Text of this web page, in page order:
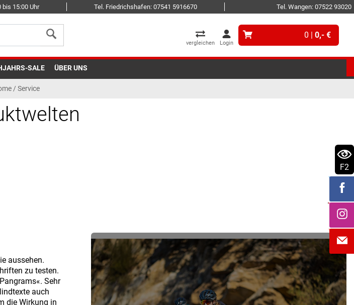
bis 15:00 Uhr Tel. Friedrichshafen: 07541 5916670 Tel. Wangen: 07522 93020
vergleichen Login
0 | 0,- €
SALE ÜBER UNS
/ Service
aussehen.
zu testen.
Sehr
auch
die Wirkung in
F2